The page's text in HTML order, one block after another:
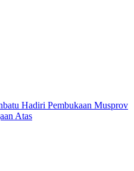
Hadiri Pembukaan Musprov
Atas